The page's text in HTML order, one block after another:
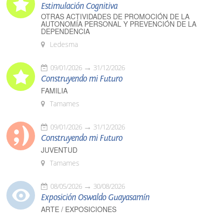
Estimulación Cognitiva
OTRAS ACTIVIDADES DE PROMOCIÓN DE LA
AUTONOMÍA PERSONAL Y PREVENCIÓN DE LA
DEPENDENCIA
Ledesma
09/01/2026 31/12/2026
Construyendo mi Futuro
FAMILIA
Tamames
09/01/2026 31/12/2026
Construyendo mi Futuro
JUVENTUD
Tamames
08/05/2026 30/08/2026
Exposición Oswaldo Guayasamín
ARTE / EXPOSICIONES